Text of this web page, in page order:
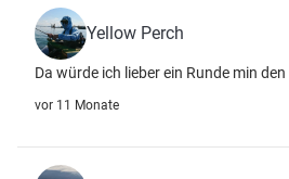
Yellow Perch
Da würde ich lieber ein Runde min
vor 11 Monate